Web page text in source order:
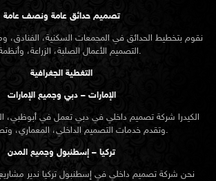
تصميم حدائق عامة ونصف عامة
نقوم بتخطيط الحدائق في المجمعات السكنية، الفنادق،
التصميم الأعمال الصلبة، الزراعة، وأنظمة الري.
التغطية الجغرافية
الإمارات – دبي وجميع الإمارات
الكيدرا شركة تصميم داخلي في دبي تعمل في أبوظبي،
وتقدم خدمات التصميم الداخلي، المعماري، وتصميم الحدائق.
تركيا – إسطنبول وجميع المدن
نحن شركة تصميم داخلي في إسطنبول تركيا ندير